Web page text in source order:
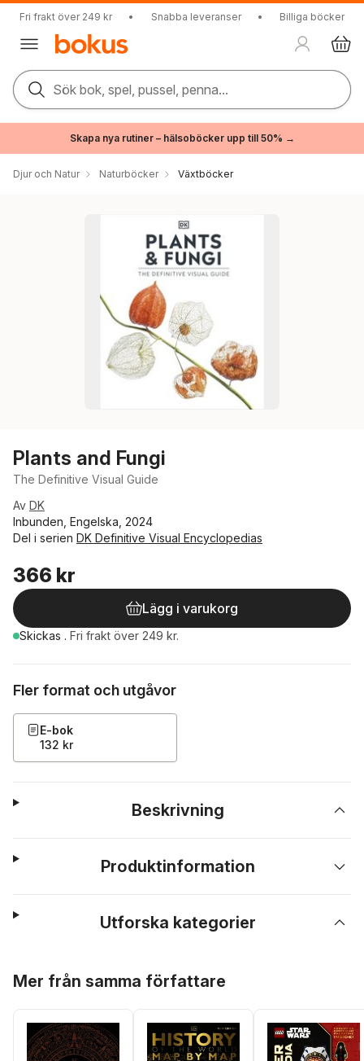
Fri frakt över 249 kr • Snabba leveranser • Billiga böcker
Sök bok, spel, pussel, penna...
Skapa nya rutiner – hälsoböcker upp till 50% →
Djur och Natur Naturböcker Växtböcker
Plants and Fungi
The Definitive Visual Guide
Av DK
Inbunden, Engelska, 2024
Del i serien DK Definitive Visual Encyclopedias
366 kr
Lägg i varukorg
Skickas . Fri frakt över 249 kr.
Fler format och utgåvor
E-bok
132 kr
Beskrivning
Produktinformation
Utforska kategorier
Mer från samma författare